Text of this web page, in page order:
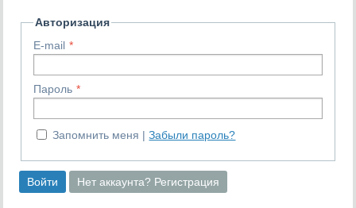
Авторизация
E-mail
Пароль
Запомнить меня Забыли пароль?
Войти Нет аккаунта? Регистрация